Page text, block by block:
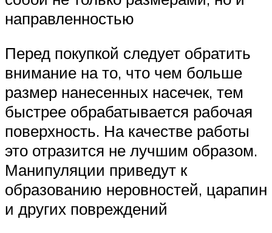
направленностью
Перед покупкой следует обратить
внимание на то, что чем больше
размер нанесенных насечек, тем
быстрее обрабатывается рабочая
поверхность. На качестве работы
это отразится не лучшим образом.
Манипуляции приведут к
образованию неровностей, царапин
и других повреждений